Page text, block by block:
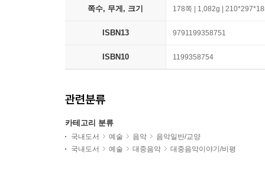
쪽수, 무게, 크기 178쪽 | 1,082g |
ISBN13 9791199358751
ISBN10 1199358754
관련분류
카테고리 분류
국내도서 예술 음악
음악일반/교양
국내도서
예술 대중음악 대중음악이야기/비평